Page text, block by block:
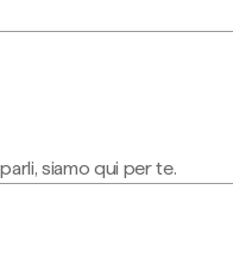
siamo qui per te.